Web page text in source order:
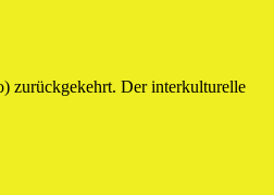
zurückgekehrt. Der interkulturelle